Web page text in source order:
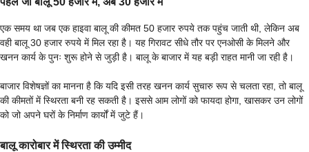
एक समय था जब एक हाइवा बालू की कीमत 50 हजार रुपये तक पहुंच जाती थी, लेकिन अब
वही बालू 30 हजार रुपये में मिल रहा है। यह गिरावट सीधे तौर पर एनओसी के मिलने और
खनन कार्य के पुनः शुरू होने से जुड़ी है। बालू के बाजार में यह बड़ी राहत मानी जा रही है।
बाजार विशेषज्ञों का मानना है कि यदि इसी तरह खनन कार्य सुचारु रूप से चलता रहा, तो बालू
की कीमतों में स्थिरता बनी रह सकती है। इससे आम लोगों को फायदा होगा, खासकर उन लोगों
को जो अपने घरों के निर्माण कार्यों में जुटे हैं।
बालू कारोबार में स्थिरता की उम्मीद